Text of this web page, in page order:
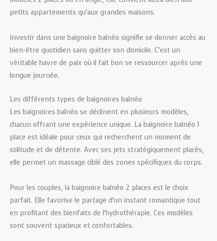
petits appartements qu’aux grandes maisons.
Investir dans une baignoire balnéo signifie se donner accès au
bien-être quotidien sans quitter son domicile. C’est un
véritable havre de paix où il fait bon se ressourcer après une
longue journée.
Les différents types de baignoires balnéo
Les baignoires balnéo se déclinent en plusieurs modèles,
chacun offrant une expérience unique. La baignoire balnéo 1
place est idéale pour ceux qui recherchent un moment de
solitude et de détente. Avec ses jets stratégiquement placés,
elle permet un massage ciblé des zones spécifiques du corps.
Pour les couples, la baignoire balnéo 2 places est le choix
parfait. Elle favorise le partage d’un instant romantique tout
en profitant des bienfaits de l’hydrothérapie. Ces modèles
sont souvent spacieux et confortables.